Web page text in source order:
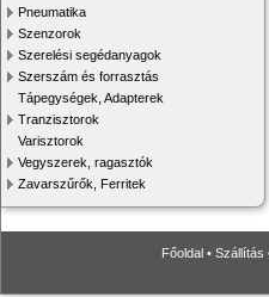
Pneumatika
Szenzorok
Szerelési segédanyagok
Szerszám és forrasztás
Tápegységek, Adapterek
Tranzisztorok
Varisztorok
Vegyszerek, ragasztók
Zavarszűrők, Ferritek
Főoldal • Szállítás